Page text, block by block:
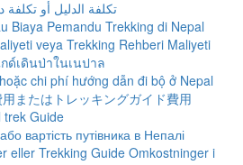
Biaya Pemandu Trekking di Nepal
veya Trekking Rehberi Maliyeti
ด์เดินป่าในเนปาล
chi phí hướng dẫn đi bộ ở Nepal
またはトレッキングガイド費用
trek Guide
вартість путівника в Непалі
eller Trekking Guide Omkostninger i